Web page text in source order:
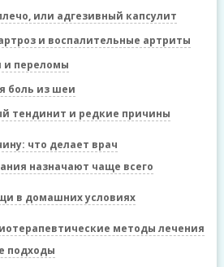
или адгезивный капсулит
и воспалительные артриты
и переломы
боль из шеи
тендинит и редкие причины
что делает врач
назначают чаще всего
в домашних условиях
методы лечения
подходы